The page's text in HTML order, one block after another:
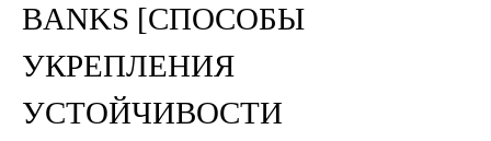
BANKS [СПОСОБЫ
УКРЕПЛЕНИЯ
УСТОЙЧИВОСТИ